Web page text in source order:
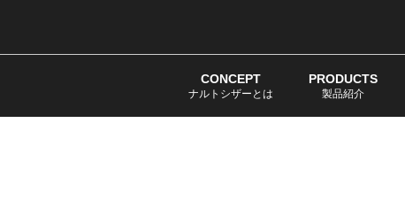
CONCEPT
ナルトシザーとは
PRODUCTS
製品紹介